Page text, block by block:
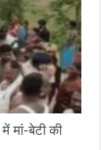
मां-बेटी की